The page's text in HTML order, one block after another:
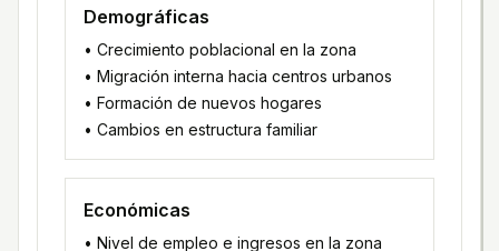
Demográficas
• Crecimiento poblacional en la zona
• Migración interna hacia centros urbanos
• Formación de nuevos hogares
• Cambios en estructura familiar
Económicas
• Nivel de empleo e ingresos en la zona